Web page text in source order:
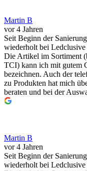
Martin B
vor 4 Jahren
Seit Beginn der
wiederholt bei
Die Artikel im Sortiment
TCI) kann ich mit gutem
bezeichnen. Auch der
zu Produkten hat mich
beraten und bei der
Martin B
vor 4 Jahren
Seit Beginn der
wiederholt bei